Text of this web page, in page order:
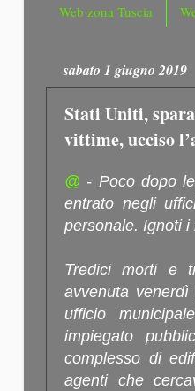
Web zona Tuscia
sabato 1 giugno 2019
Stati Uniti,
vittime, ucciso
@ - Poco dopo
entrato negli
personale. Ignoti i
Tredici morti e
avvenuta
ufficio
impiegato
complesso di
agenti che